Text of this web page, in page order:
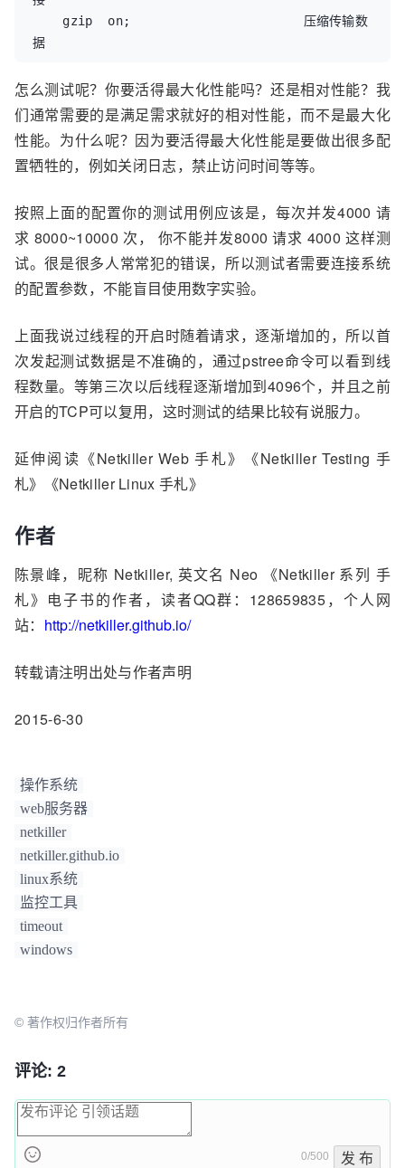
据
怎么测试呢？你要活得最大化性能吗？还是相对性能？我
们通常需要的是满足需求就好的相对性能，而不是最大化
性能。为什么呢？因为要活得最大化性能是要做出很多配
置牺牲的，例如关闭日志，禁止访问时间等等。
按照上面的配置你的测试用例应该是，每次并发4000 请
求 8000~10000 次， 你不能并发8000 请求 4000 这样测
试。很是很多人常常犯的错误，所以测试者需要连接系统
的配置参数，不能盲目使用数字实验。
上面我说过线程的开启时随着请求，逐渐增加的，所以首
次发起测试数据是不准确的，通过pstree命令可以看到线
程数量。等第三次以后线程逐渐增加到4096个，并且之前
开启的TCP可以复用，这时测试的结果比较有说服力。
延伸阅读《Netkiller Web 手札》《Netkiller Testing 手
札》《Netkiller Linux 手札》
作者
陈景峰，昵称 Netkiller, 英文名 Neo 《Netkiller 系列 手
札》电子书的作者，读者QQ群：128659835，个人网
站： http://netkiller.github.io/
转载请注明出处与作者声明
2015-6-30
操作系统
web服务器
netkiller
netkiller.github.io
linux系统
监控工具
timeout
windows
© 著作权归作者所有
评论: 2
0/500 发 布